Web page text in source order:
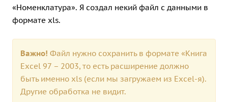
«Номенклатура». Я создал некий файл с данными в
формате xls.
Важно! Файл нужно сохранить в формате «Книга
Excel 97 – 2003, то есть расширение должно
быть именно xls (если мы загружаем из Excel-я).
Другие обработка не видит.